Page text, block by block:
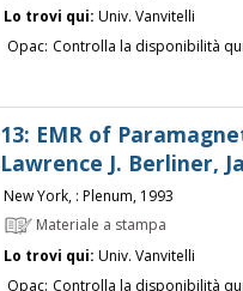
Lo trovi qui: Univ. Vanvitelli
Opac: Controlla la disponibilità
13: EMR of
Lawrence J. Berliner,
New York, : Plenum, 1993
Materiale a stampa
Lo trovi qui: Univ. Vanvitelli
Opac: Controlla la disponibilità